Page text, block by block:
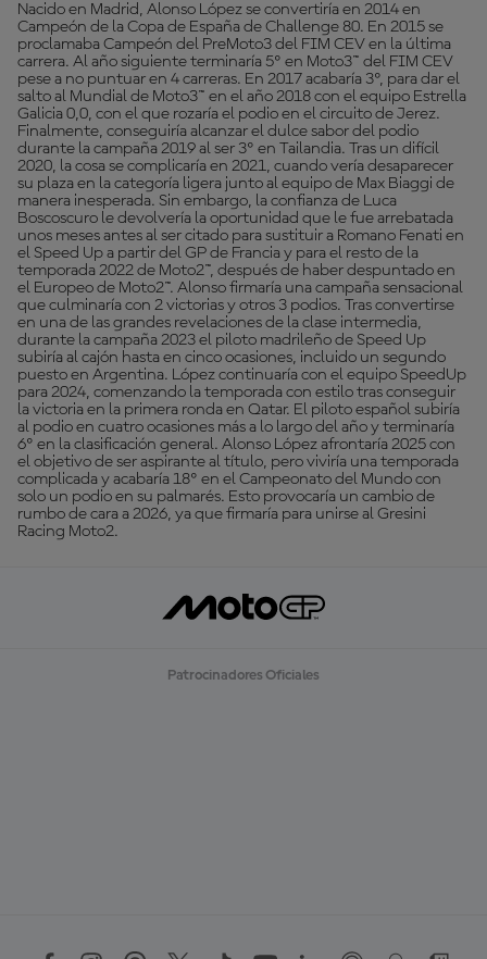
Nacido en Madrid, Alonso López se convertiría en 2014 en
Campeón de la Copa de España de Challenge 80. En 2015 se
proclamaba Campeón del PreMoto3 del FIM CEV en la última
carrera. Al año siguiente terminaría 5º en Moto3™ del FIM CEV
pese a no puntuar en 4 carreras. En 2017 acabaría 3º, para dar el
salto al Mundial de Moto3™ en el año 2018 con el equipo Estrella
Galicia 0,0, con el que rozaría el podio en el circuito de Jerez.
Finalmente, conseguiría alcanzar el dulce sabor del podio
durante la campaña 2019 al ser 3º en Tailandia. Tras un difícil
2020, la cosa se complicaría en 2021, cuando vería desaparecer
su plaza en la categoría ligera junto al equipo de Max Biaggi de
manera inesperada. Sin embargo, la confianza de Luca
Boscoscuro le devolvería la oportunidad que le fue arrebatada
unos meses antes al ser citado para sustituir a Romano Fenati en
el Speed Up a partir del GP de Francia y para el resto de la
temporada 2022 de Moto2™, después de haber despuntado en
el Europeo de Moto2™. Alonso firmaría una campaña sensacional
que culminaría con 2 victorias y otros 3 podios. Tras convertirse
en una de las grandes revelaciones de la clase intermedia,
durante la campaña 2023 el piloto madrileño de Speed Up
subiría al cajón hasta en cinco ocasiones, incluido un segundo
puesto en Argentina. López continuaría con el equipo SpeedUp
para 2024, comenzando la temporada con estilo tras conseguir
la victoria en la primera ronda en Qatar. El piloto español subiría
al podio en cuatro ocasiones más a lo largo del año y terminaría
6º en la clasificación general. Alonso López afrontaría 2025 con
el objetivo de ser aspirante al título, pero viviría una temporada
complicada y acabaría 18º en el Campeonato del Mundo con
solo un podio en su palmarés. Esto provocaría un cambio de
rumbo de cara a 2026, ya que firmaría para unirse al Gresini
Racing Moto2.
Patrocinadores Oficiales